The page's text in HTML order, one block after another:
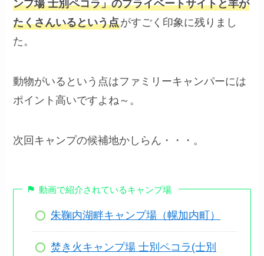
ンプ場 士別ペコラ」のプライベートサイトと羊が
たくさんいるという点がすごく印象に残りまし
た。
動物がいるという点はファミリーキャンパーには
ポイント高いですよね～。
次回キャンプの候補地かしらん・・・。
動画で紹介されているキャンプ場
朱鞠内湖畔キャンプ場（幌加内町）
焚き火キャンプ場 士別ペコラ(士別